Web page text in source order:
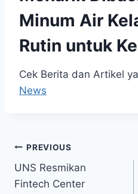
Minum Air
Rutin untuk
Cek Berita dan Artikel
News
Post
navigation
PREVIOUS
UNS Resmikan
Fintech Center